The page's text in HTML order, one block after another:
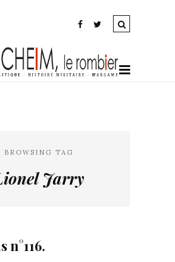
BROWSING TAG
Jarry
n°116.